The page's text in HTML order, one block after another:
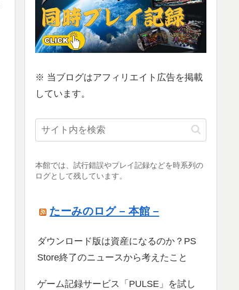
※ 当ブログはアフィリエイト広告を掲載
しています。
本館では、試行錯誤やプレイ記録などを時系列の
ログとして残しています。
たーみのログ – 本館 –
ダウンロード版は資産になるのか？PS
Store終了のニュースから考えたこと
ゲーム記録サービス「PULSE」を試し